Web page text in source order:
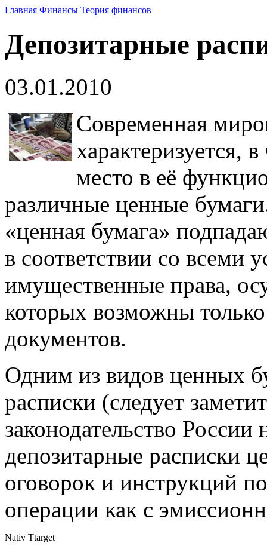
Главная Финансы Теория финансов
Депозитарные
03.01.2010
Современная
характеризуется,
место в её
различные ценные
«ценная бумага»
в соответствии со всеми
имущественные права,
которых возможны
документов.
Одним из видов ценных
расписки (следует
законодательство
депозитарные расписки
оговорок и инструкций
операции как с
Nativ Ttarget